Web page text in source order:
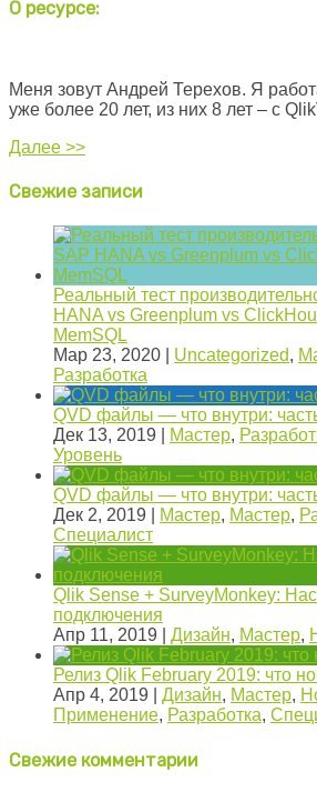
О ресурсе:
Меня зовут Андрей Терехов. Я
уже более 20 лет, из них 8 лет – с
Далее >>
Свежие записи
Реальный тест
HANA vs Greenplum vs
MemSQL
Мар 23, 2020
Uncategorized,
Разработка
QVD файлы — что внутри:
Дек 13, 2019
Мастер,
Уровень
QVD файлы — что внутри:
Дек 2, 2019
Мастер, Мастер,
Специалист
Qlik Sense + SurveyMonkey:
подключения
Апр 11, 2019
Дизайн, Мастер,
Релиз Qlik February 2019: что
Апр 4, 2019
Дизайн, Мастер,
Применение, Разработка,
Свежие комментарии